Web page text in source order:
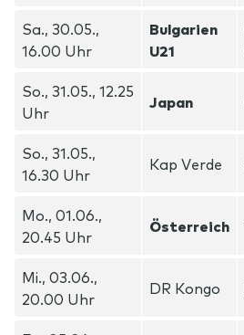
Sa., 30.05.,
16.00 Uhr
Bulgarien
U21
So., 31.05., 12.25
Uhr
Japan
So., 31.05.,
16.30 Uhr
Kap Verde
Mo., 01.06.,
20.45 Uhr
Österreich
Mi., 03.06.,
20.00 Uhr
DR Kongo